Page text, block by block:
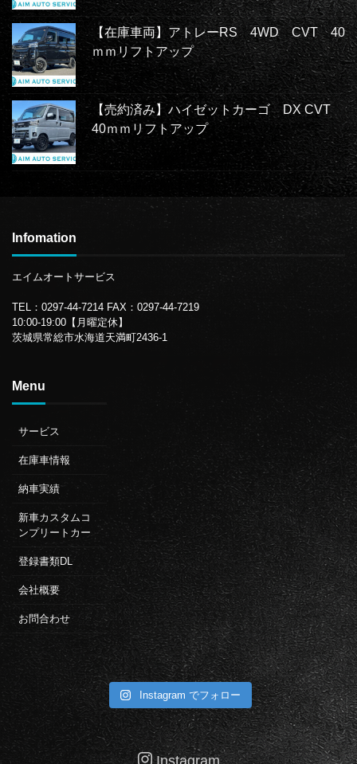
【在庫車両】アトレーRS 4WD CVT 40
ｍｍリフトアップ
【売約済み】ハイゼットカーゴ DX CVT
40ｍｍリフトアップ
Infomation
エイムオートサービス
TEL：0297-44-7214 FAX：0297-44-7219
10:00-19:00【月曜定休】
茨城県常総市水海道天満町2436-1
Menu
サービス
在庫車情報
納車実績
新車カスタムコ
ンプリートカー
登録書類DL
会社概要
お問合わせ
Instagram でフォロー
Instagram